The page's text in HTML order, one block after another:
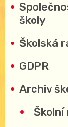
školy
Školská
GDPR
Archiv